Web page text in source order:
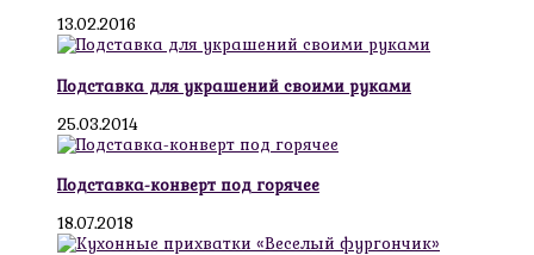
13.02.2016
Подставка для украшений своими руками
25.03.2014
Подставка-конверт под горячее
18.07.2018